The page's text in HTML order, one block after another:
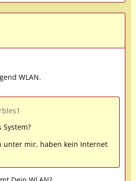
WLAN.
unter mir, haben kein Internet